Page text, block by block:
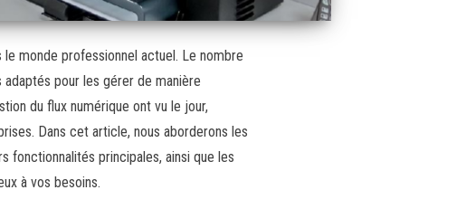
monde professionnel actuel. Le nombre
pour les gérer de manière
du flux numérique ont vu le jour,
Dans cet article, nous aborderons les
fonctionnalités principales, ainsi que les
à vos besoins.